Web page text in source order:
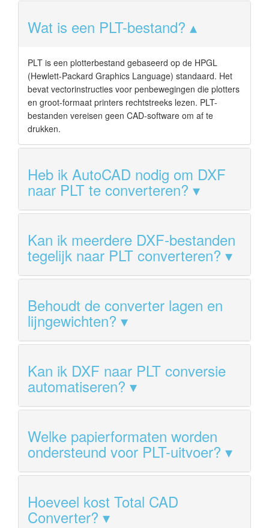
Wat is een PLT-bestand?
PLT is een plotterbestand gebaseerd op de HPGL
(Hewlett-Packard Graphics Language) standaard. Het
bevat vectorinstructies voor penbewegingen die plotters
en groot-formaat printers rechtstreeks lezen. PLT-
bestanden vereisen geen CAD-software om af te
drukken.
Heb ik AutoCAD nodig om DXF
naar PLT te converteren?
Kan ik meerdere DXF-bestanden
tegelijk naar PLT converteren?
Behoudt de converter lagen en
lijngewichten?
Kan ik DXF naar PLT conversie
automatiseren?
Welke papierformaten worden
ondersteund voor PLT-uitvoer?
Hoeveel kost Total CAD
Converter?